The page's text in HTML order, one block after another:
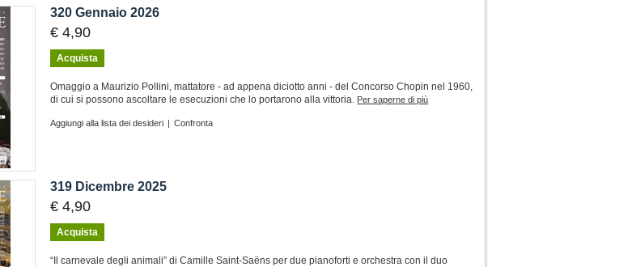
320 Gennaio 2026
€ 4,90
Acquista
Omaggio a Maurizio Pollini, mattatore - ad appena diciotto anni - del Concorso Chopin nel 1960,
di cui si possono ascoltare le esecuzioni che lo portarono alla vittoria. Per saperne di più
Aggiungi alla lista dei desideri | Confronta
319 Dicembre 2025
€ 4,90
Acquista
“Il carnevale degli animali” di Camille Saint-Saëns per due pianoforti e orchestra con il duo